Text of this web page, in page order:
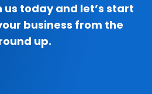
us today and let’s start
business from the
up.